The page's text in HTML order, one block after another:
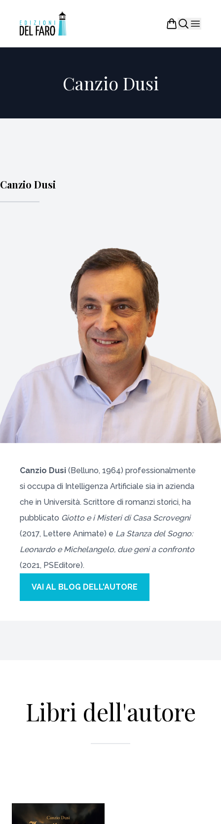
Canzio Dusi
Canzio Dusi
Canzio Dusi (Belluno, 1964) professionalmente
si occupa di Intelligenza Artificiale sia in azienda
che in Università. Scrittore di romanzi storici, ha
pubblicato Giotto e i Misteri di Casa Scrovegni
(2017, Lettere Animate) e La Stanza del Sogno:
Leonardo e Michelangelo, due geni a confronto
(2021, PSEditore).
VAI AL BLOG DELL'AUTORE
Libri dell'autore